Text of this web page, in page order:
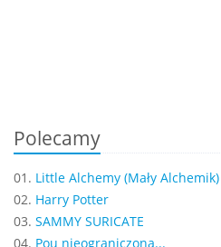
Polecamy
01. Little Alchemy (Mały Alchemik)
02. Harry Potter
03. SAMMY SURICATE
04. Pou nieograniczona...